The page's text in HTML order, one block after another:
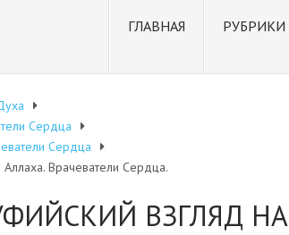
ГЛАВНАЯ РУБРИКИ
Сердца
Сердца
Врачеватели Сердца.
ВЗГЛЯД НА